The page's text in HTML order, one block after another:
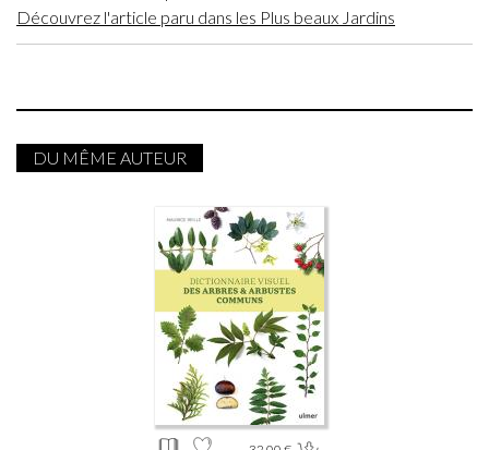
Découvrez l'article paru dans les Plus beaux Jardins
DU MÊME AUTEUR